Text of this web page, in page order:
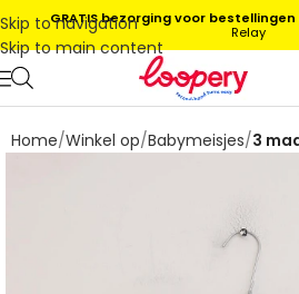
Skip to navigation
Skip to main content
Home Winkel op Babymeisjes 3
GRATIS bezorging voor
Relay